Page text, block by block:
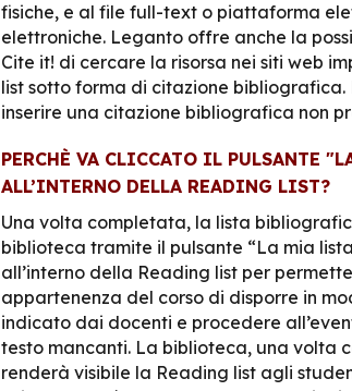
fisiche, e al file full-text o piattaforma
elettroniche. Leganto offre anche la
Cite it! di cercare la risorsa nei siti web
list sotto forma di citazione bibliografica.
inserire una citazione bibliografica non
PERCHÈ VA CLICCATO IL PULSANTE
ALL’INTERNO DELLA READING LIST?
Una volta completata, la lista
biblioteca tramite il pulsante “La mia
all’interno della Reading list per
appartenenza del corso di disporre in
indicato dai docenti e procedere
testo mancanti. La biblioteca, una volta
renderàvisibile la Reading list agli